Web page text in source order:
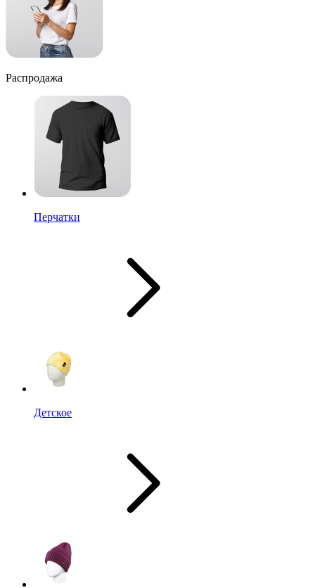
Распродажа
Перчатки
Детское